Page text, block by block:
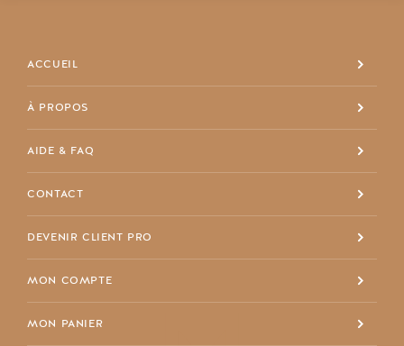
ACCUEIL
À PROPOS
AIDE & FAQ
CONTACT
DEVENIR CLIENT PRO
MON COMPTE
MON PANIER
info@maisondespriet.com